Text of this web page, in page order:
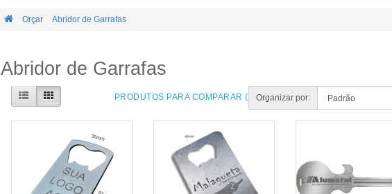
Orçar Abridor de Garrafas
Abridor de Garrafas
PRODUTOS PARA COMPARAR (0)Organizar por: